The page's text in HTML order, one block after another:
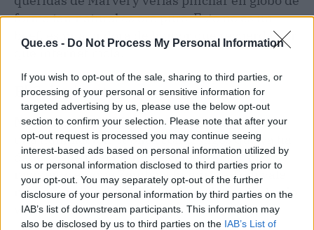
Que.es - Do Not Process My Personal Information
If you wish to opt-out of the sale, sharing to third parties, or
processing of your personal or sensitive information for
targeted advertising by us, please use the below opt-out
section to confirm your selection. Please note that after your
opt-out request is processed you may continue seeing
interest-based ads based on personal information utilized by
us or personal information disclosed to third parties prior to
your opt-out. You may separately opt-out of the further
disclosure of your personal information by third parties on the
IAB’s list of downstream participants. This information may
also be disclosed by us to third parties on the IAB’s List of
forma tan natural es oro puro. Esto no es un
beef, es una píldora de humor que recuerda por
qué internet mola.
El Salseómetro
Nivel de salseo: 8/10.No hay drama, pero sí
una humillación pública con testigos que ya ha
dado la vuelta al mundo a golpe de clip. El
momento en que Zendaya fulmina a Tom vale
más que mil indirectas. El plot twist nadie lo vio
venir.